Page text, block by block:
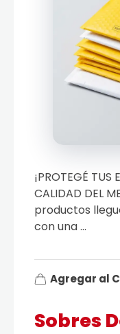
Sobres
¡PROTEGÉ TUS
CALIDAD DEL
productos
con una ...
Agregar al